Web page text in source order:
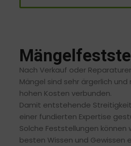
Nach Verkauf oder
Mängel sind sehr ärgerlich
hohen Kosten verbunden.
Damit entstehende
einer fundierten Expertise
Solche Feststellungen können
besten Wissen und Gewissen